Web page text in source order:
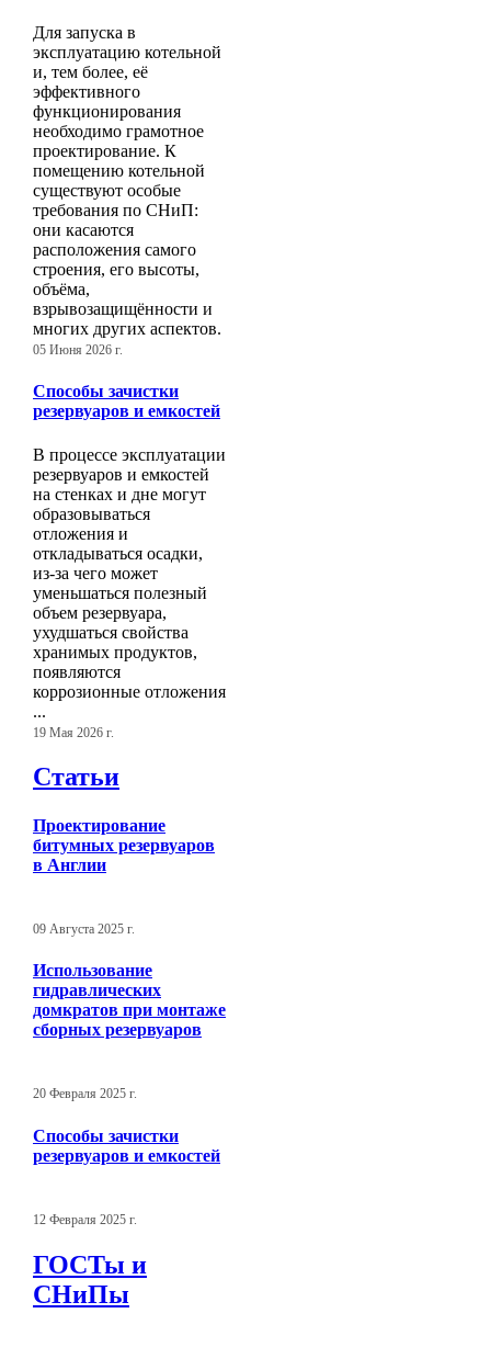
Для запуска в
эксплуатацию котельной
и, тем более, её
эффективного
функционирования
необходимо грамотное
проектирование. К
помещению котельной
существуют особые
требования по СНиП:
они касаются
расположения самого
строения, его высоты,
объёма,
взрывозащищённости и
многих других аспектов.
05 Июня 2026 г.
Способы зачистки
резервуаров и емкостей
В процессе эксплуатации
резервуаров и емкостей
на стенках и дне могут
образовываться
отложения и
откладываться осадки,
из-за чего может
уменьшаться полезный
объем резервуара,
ухудшаться свойства
хранимых продуктов,
появляются
коррозионные отложения
...
19 Мая 2026 г.
Статьи
Проектирование
битумных резервуаров
в Англии
09 Августа 2025 г.
Использование
гидравлических
домкратов при монтаже
сборных резервуаров
20 Февраля 2025 г.
Способы зачистки
резервуаров и емкостей
12 Февраля 2025 г.
ГОСТы и
СНиПы